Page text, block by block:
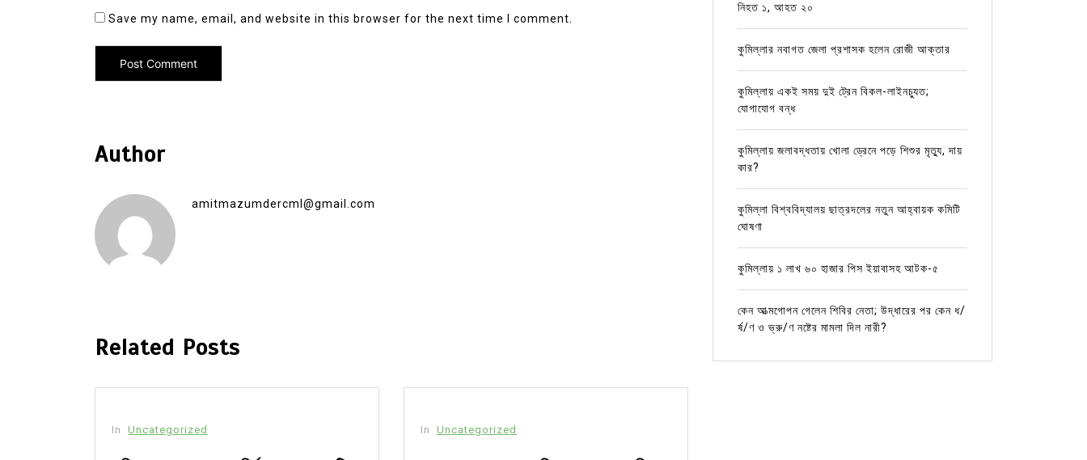
Save my name, email, and website in this browser for the next time I comment.
Author
amitmazumdercml@gmail.com
Related Posts
In Uncategorized In Uncategorized
নিহত ১, আহত ২০
কুমিল্লার নবাগত জেলা প্রশাসক হলেন রোজী আক্তার
কুমিল্লায় একই সময় দুই ট্রেন বিকল-লাইনচ্যুত;
যোগাযোগ বন্ধ
কুমিল্লায় জলাবদ্ধতায় খোলা ড্রেনে পড়ে শিশুর মৃত্যু, দায়
কার?
কুমিল্লা বিশ্ববিদ্যালয় ছাত্রদলের নতুন আহ্বায়ক কমিটি
ঘোষণা
কুমিল্লায় ১ লাখ ৬০ হাজার পিস ইয়াবাসহ আটক-৫
কেন আত্মগোপন গেলেন শিবির নেতা; উদ্ধারের পর কেন ধ/
র্ষ/ণ ও ভ্রু/ণ নষ্টের মামলা দিল নারী?